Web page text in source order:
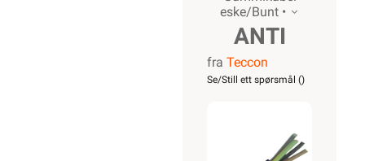
eske/Bunt •
ANTI
TWIN
4G 1,5
fra Teccon
Se/Still ett spørsmål ()